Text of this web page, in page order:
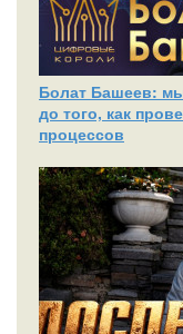
Болат Башеев:
до того, как
процессов